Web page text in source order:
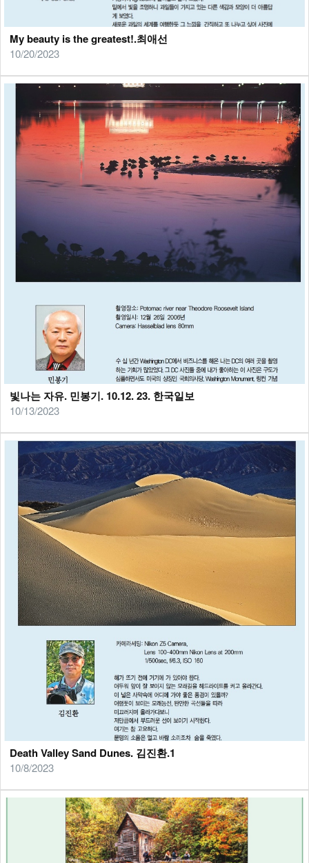
My beauty is the greatest!.최애선
10/20/2023
빛나는 자유. 민봉기. 10.12. 23. 한국일보
10/13/2023
Death Valley Sand Dunes. 김진환.1
10/8/2023